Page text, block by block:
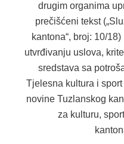
drugim organima
prečišćeni tekst
kantona“, broj: 10/
utvrđivanju uslova,
sredstava sa
Tjelesna kultura i
novine Tuzlanskog
za kulturu,
INFORMACIJE
VIJEĆA MLADIH NA
OMLADINSKE
DOKUMENTI